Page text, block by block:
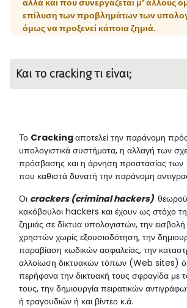
επίλυση των προβλημάτων των
όμως να προξενεί κάποια ζημιά.
Kαι το cracking τι είναι;
Το Crackingαποτελεί την παράνομη
υπολογιστικά συστήματα, η αλλαγή των
πρόσβασης και η άρνηση προστασίας
που καθιστά δυνατή την παράνομη
Οι crackers(criminal hackers)
κακόβουλοι hackers και έχουν ως στόχο
ζημιάς σε δίκτυα υπολογιστών, την
χρηστών χωρίς εξουσιοδότηση, την
παραβίαση κωδικών ασφαλείας, την
αλλοίωση δικτυακών τόπων (Web sites)
περήφανα την δικτυακή τους σφραγίδα με
τους, την δημιουργία πειρατικών
ή τραγουδιών ή και βίντεο κ.ά.